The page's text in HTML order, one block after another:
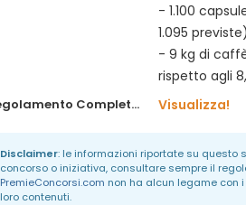
- 1.100
1.095
- 9 kg di
rispetto agli
Regolamento Completo: Visualizza!
Disclaimer: le informazioni riportate su questo
concorso o iniziativa, consultare sempre il
PremieConcorsi.com non ha alcun legame con
loro contenuti.